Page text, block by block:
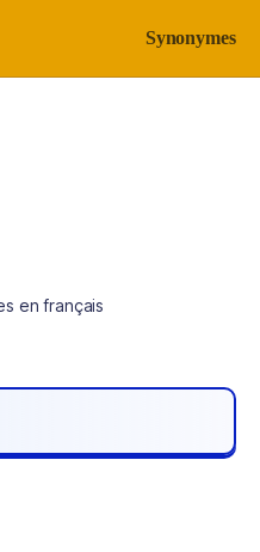
Synonymes
en français